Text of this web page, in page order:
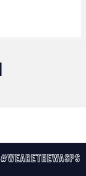
#WEARETHEWASPS